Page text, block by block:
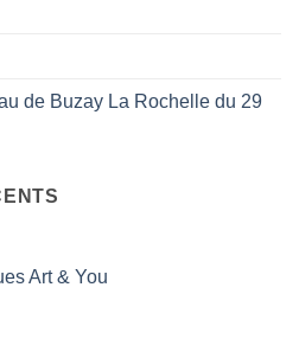
de Buzay La Rochelle du 29
Art & You